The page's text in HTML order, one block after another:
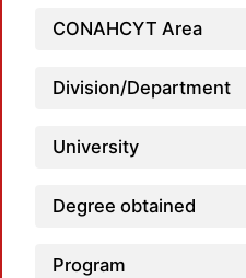
CONAHCYT Area
Division/Department
University
Degree obtained
Program